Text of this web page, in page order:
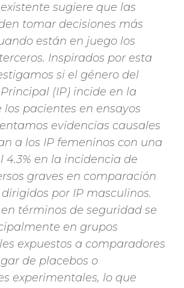
sugiere que las
tomar decisiones más
están en juego los
Inspirados por esta
si el género del
(IP) incide en la
pacientes en ensayos
evidencias causales
a los IP femeninos con una
4.3% en la incidencia de
graves en comparación
por IP masculinos.
términos de seguridad se
en grupos
expuestos a comparadores
de placebos o
experimentales, lo que